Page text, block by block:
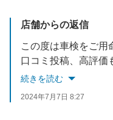
店舗からの返信
口コミ投稿、高評価
日頃からタイヤエアチェック、日常点
続きを読む
2024年7月7日 8:27